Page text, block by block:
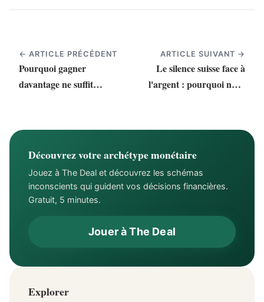
← ARTICLE PRÉCÉDENT
Pourquoi gagner
davantage ne suffit
réussissent)
ARTICLE SUIVANT →
Le silence suisse face à
l'argent : pourquoi nous
Découvrez votre archétype monétaire
Jouez à The Deal et découvrez les schémas
inconscients qui guident vos décisions financières.
Gratuit, 5 minutes.
Jouer à The Deal
Explorer